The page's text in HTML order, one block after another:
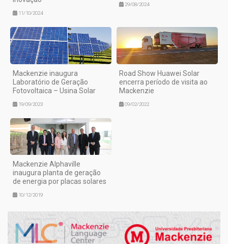
11/10/2024
29/08/2024
Mackenzie inaugura
Laboratório de Geração
Fotovoltaica – Usina Solar
19/09/2023
Road Show Huawei Solar
encerra período de visita ao
Mackenzie
09/02/2022
Mackenzie Alphaville
inaugura planta de geração
de energia por placas solares
10/12/2019